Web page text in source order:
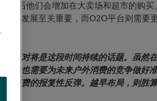
过后他们会增加在大卖场和超市的购
来的发展至关重要，而O2O平台则需要
应对将是这段时间持续的话题。
虽然
企业也需要为未来户外消费的竞争做好
外消费的报复性反弹。越早布局，则胜算